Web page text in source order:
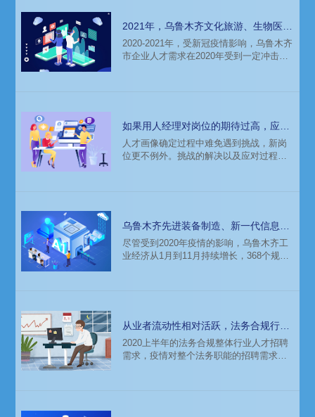
哪招聘？猎头招聘时需要关注哪些方面？
2021年，乌鲁木齐文化旅游、生物医药
领域人才需求供企业猎头参考
2020-2021年，受新冠疫情影响，乌鲁木齐
市企业人才需求在2020年受到一定冲击，
据、电子商务、高端制造业、产业互联及
数字化转型、人工智能高层次人才成为重
点人才需求方向。以下是猎头公司科锐国
的薪酬报告对乌鲁木齐重点行业的人才需
如果用人经理对岗位的期待过高，应该
如何使其调整？
人才画像确定过程中难免遇到挑战，新岗
位更不例外。挑战的解决以及应对过程正
乌鲁木齐先进装备制造、新一代信息技
术行业2021年人才需求分析
尽管受到2020年疫情的影响，乌鲁木齐工
业经济从1月到11月持续增长，368个规模
间，乌鲁木齐将以先进产业带动高质量发
展，延伸产业链，激活经济发展的新动
力。以下是猎头公司科锐国的薪酬报告对
乌鲁木齐重点行业的人才需求分析
从业者流动性相对活跃，法务合规行业
人才招聘趋势分析
2020上半年的法务合规整体行业人才招聘
需求，疫情对整个法务职能的招聘需求带